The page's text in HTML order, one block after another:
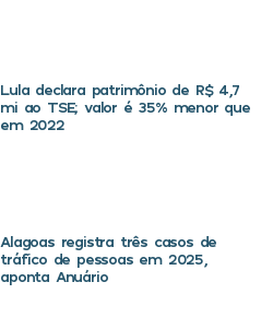
Lula declara patrimônio de R$ 4,7
mi ao TSE; valor é 35% menor que
em 2022
Alagoas registra três casos de
tráfico de pessoas em 2025,
aponta Anuário